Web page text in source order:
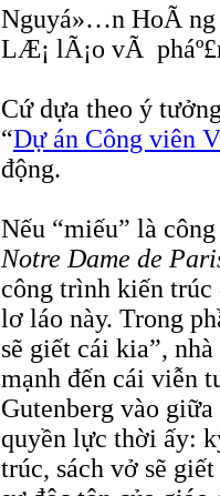
Nguyá»…n HoÃ
LÆ¡ lÃ¡o vÃ
Cứ dựa theo ý
“Dự án Công viên
động.
Nếu “miếu” là
Notre Dame de
công trình kiến trúc
lơ láo này. Trong
sẽ giết cái kia”,
mạnh đến cái viễn
Gutenberg vào
quyền lực thời ấy:
trúc, sách vở sẽ